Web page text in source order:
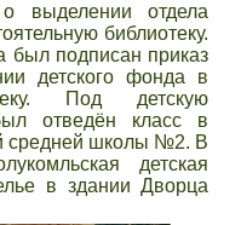
выделении отдела
библиотеку.
был подписан приказ
детского фонда в
Под детскую
отведён класс в
средней школы №2. В
детская
в здании Дворца